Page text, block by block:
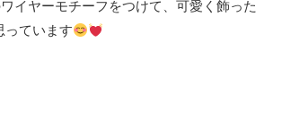
イヤーモチーフをつけて、可愛く飾った
っています